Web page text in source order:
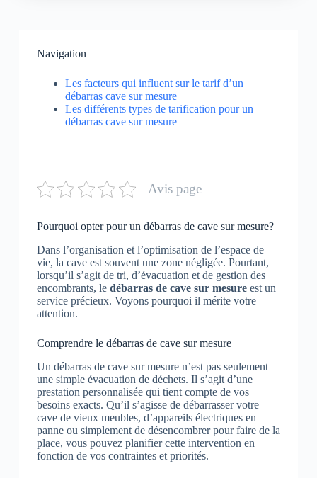
Navigation
Les facteurs qui influent sur le tarif d’un
débarras cave sur mesure
Les différents types de tarification pour un
débarras cave sur mesure
Avis page
Pourquoi opter pour un débarras de cave sur mesure?
Dans l’organisation et l’optimisation de l’espace de
vie, la cave est souvent une zone négligée. Pourtant,
lorsqu’il s’agit de tri, d’évacuation et de gestion des
encombrants, le débarras de cave sur mesureest un
service précieux. Voyons pourquoi il mérite votre
attention.
Comprendre le débarras de cave sur mesure
Un débarras de cave sur mesure n’est pas seulement
une simple évacuation de déchets. Il s’agit d’une
prestation personnalisée qui tient compte de vos
besoins exacts. Qu’il s’agisse de débarrasser votre
cave de vieux meubles, d’appareils électriques en
panne ou simplement de désencombrer pour faire de la
place, vous pouvez planifier cette intervention en
fonction de vos contraintes et priorités.